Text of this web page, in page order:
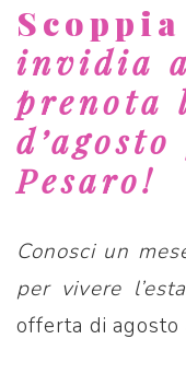
invidia
prenota
Pesaro!
Conosci un
per vivere
offerta di agosto